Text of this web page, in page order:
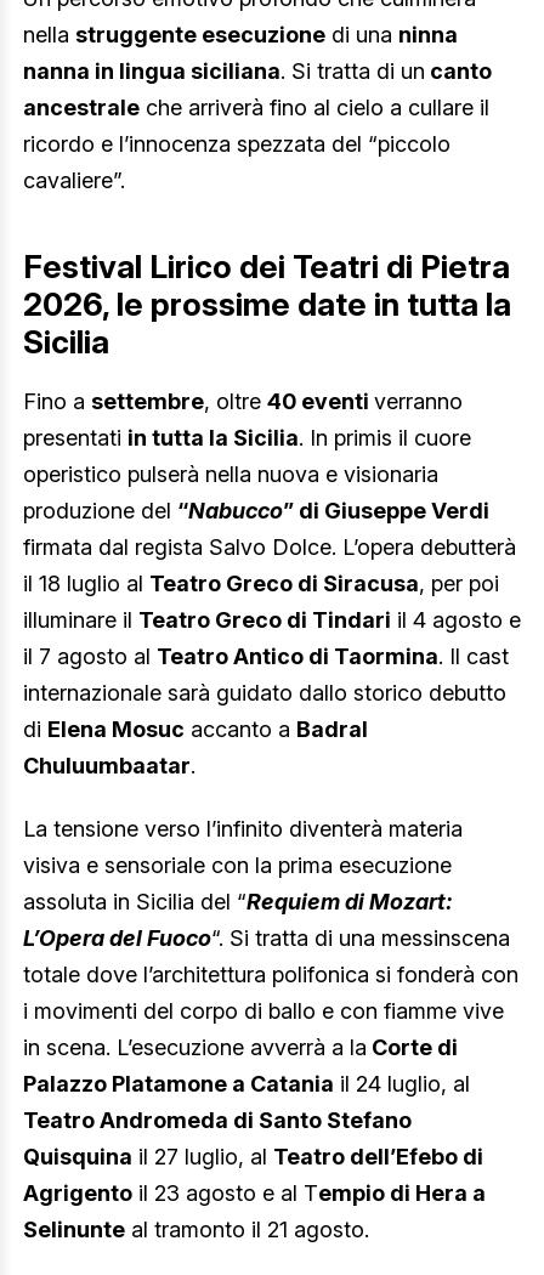
nella struggente esecuzione di una ninna
nanna in lingua siciliana. Si tratta di un canto
ancestrale che arriverà fino al cielo a cullare il
ricordo e l’innocenza spezzata del “piccolo
cavaliere”.
Festival Lirico dei Teatri di Pietra
2026, le prossime date in tutta la
Sicilia
Fino a settembre, oltre 40 eventi verranno
presentati in tutta la Sicilia. In primis il cuore
operistico pulserà nella nuova e visionaria
produzione del “Nabucco” di Giuseppe Verdi
firmata dal regista Salvo Dolce. L’opera debutterà
il 18 luglio al Teatro Greco di Siracusa, per poi
illuminare il Teatro Greco di Tindari il 4 agosto e
il 7 agosto al Teatro Antico di Taormina. Il cast
internazionale sarà guidato dallo storico debutto
di Elena Mosuc accanto a Badral
Chuluumbaatar.
La tensione verso l’infinito diventerà materia
visiva e sensoriale con la prima esecuzione
assoluta in Sicilia del “Requiem di Mozart:
L’Opera del Fuoco“. Si tratta di una messinscena
totale dove l’architettura polifonica si fonderà con
i movimenti del corpo di ballo e con fiamme vive
in scena. L’esecuzione avverrà a la Corte di
Palazzo Platamone a Catania il 24 luglio, al
Teatro Andromeda di Santo Stefano
Quisquina il 27 luglio, al Teatro dell’Efebo di
Agrigento il 23 agosto e al Tempio di Hera a
Selinunte al tramonto il 21 agosto.